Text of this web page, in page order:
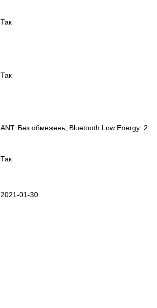
Так
Так
ANT: Без обмежень; Bluetooth Low Energy: 2
Так
2021-01-30